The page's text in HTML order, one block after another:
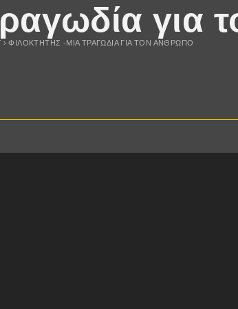
για
›ΦΙΛΟΚΤΗΤΗΣ -ΜΙΑ ΤΡΑΓΩΔΊΑ ΓΙΑ ΤΟΝ ΆΝΘΡΩΠΟ